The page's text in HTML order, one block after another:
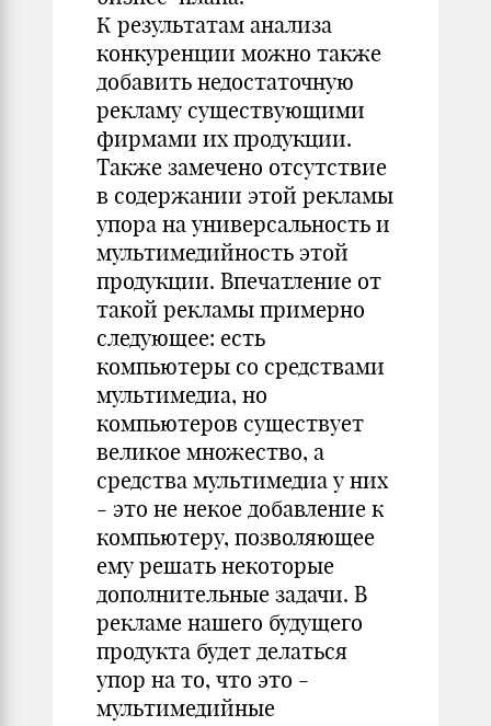
К результатам анализа
конкуренции можно также
добавить недостаточную
рекламу существующими
фирмами их продукции.
Также замечено отсутствие
в содержании этой рекламы
упора на универсальность и
мультимедийность этой
продукции. Впечатление от
такой рекламы примерно
следующее: есть
компьютеры со средствами
мультимедиа, но
компьютеров существует
великое множество, а
средства мультимедиа у них
- это не некое добавление к
компьютеру, позволяющее
ему решать некоторые
дополнительные задачи. В
рекламе нашего будущего
продукта будет делаться
упор на то, что это -
мультимедийные